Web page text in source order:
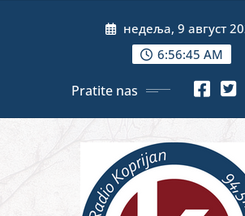
недеља, 9 август
6:56:46 AM
Pratite nas